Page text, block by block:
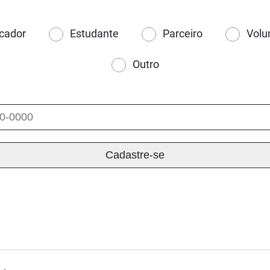
Estudante Parceiro
Outro